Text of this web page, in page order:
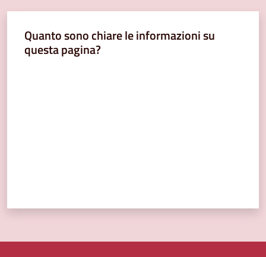
Quanto sono chiare le informazioni su
questa pagina?